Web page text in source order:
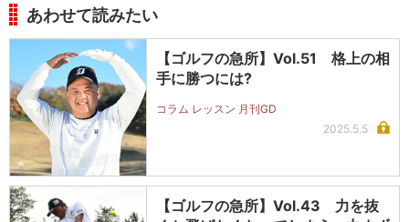
あわせて読みたい
【ゴルフの急所】Vol.51 格上の相
手に勝つには?
コラム レッスン 月刊GD
2025.5.5
【ゴルフの急所】Vol.43 力を抜